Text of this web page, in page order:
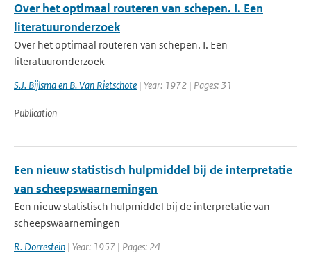
Over het optimaal routeren van schepen. I. Een
literatuuronderzoek
Over het optimaal routeren van schepen. I. Een
literatuuronderzoek
S.J. Bijlsma en B. Van Rietschote | Year: 1972 | Pages: 31
Publication
Een nieuw statistisch hulpmiddel bij de interpretatie
van scheepswaarnemingen
Een nieuw statistisch hulpmiddel bij de interpretatie van
scheepswaarnemingen
R. Dorrestein | Year: 1957 | Pages: 24